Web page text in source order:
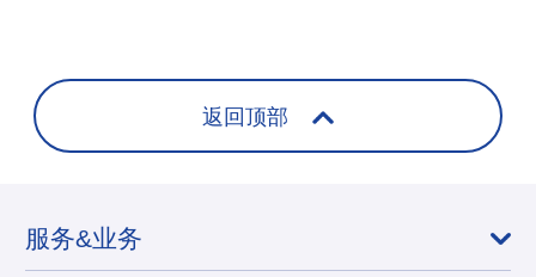
返回顶部
服务&业务